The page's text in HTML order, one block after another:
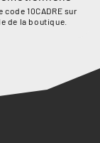
code 10CADRE sur
de la boutique.